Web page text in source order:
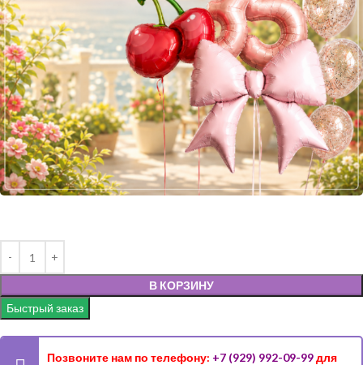
В КОРЗИНУ
Быстрый заказ
Позвоните нам по телефону: +7 (929) 992-09-99для